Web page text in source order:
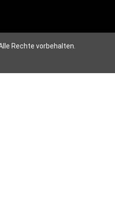
Rechte vorbehalten.